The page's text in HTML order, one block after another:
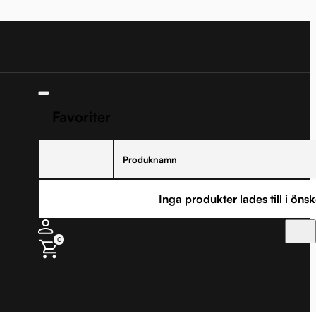
Produknamn
Inga produkter lades till i
0